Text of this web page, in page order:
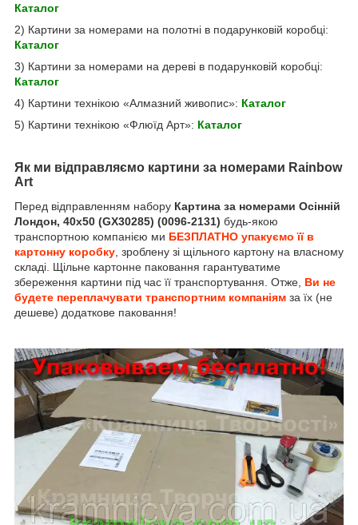
Каталог
2) Картини за номерами на полотні в подарунковій коробці:
Каталог
3) Картини за номерами на дереві в подарунковій коробці:
Каталог
4) Картини технікою «Алмазний живопис»: Каталог
5) Картини технікою «Флюїд Арт»: Каталог
Як ми відправляємо картини за номерами Rainbow
Art
Перед відправленням набору Картина за номерами Осінній
Лондон, 40х50 (GX30285) (0096-2131) будь-якою
транспортною компанією ми БЕЗПЛАТНО упакуємо її в
картонну коробку , зроблену зі щільного картону на власному
складі. Щільне картонне паковання гарантуватиме
збереження картини під час її транспортування. Отже, Ви не
будете переплачувати транспортним компаніям за їх (не
дешеве) додаткове паковання!